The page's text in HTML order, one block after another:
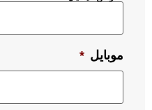
موبایل *